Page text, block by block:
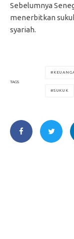
Sebelumnya
menerbitkan
syariah.
TAGS
SUKUK